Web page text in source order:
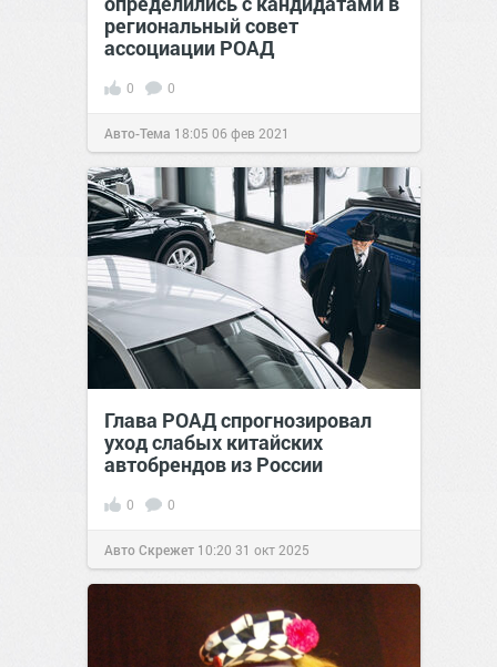
региональный совет
ассоциации РОАД
0 0
Авто-Тема 18:05 06 фев 2021
Глава РОАД спрогнозировал
уход слабых китайских
автобрендов из России
0 0
Авто Скрежет 10:20 31 окт 2025